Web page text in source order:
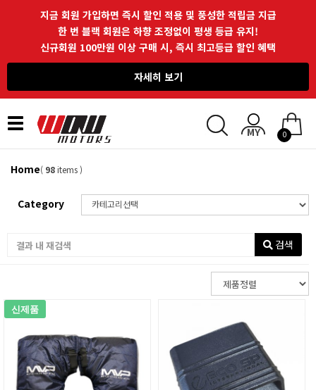
지금 회원 가입하면 즉시 할인 적용 및 풍성한 적립금 지급
한 번 블랙 회원은 하향 조정없이 평생 등급 유지!
신규회원 100만원 이상 구매 시, 즉시 최고등급 할인 혜택
자세히 보기
Toggle
navigation
0
Home( 98items )
Category
검색
신제품